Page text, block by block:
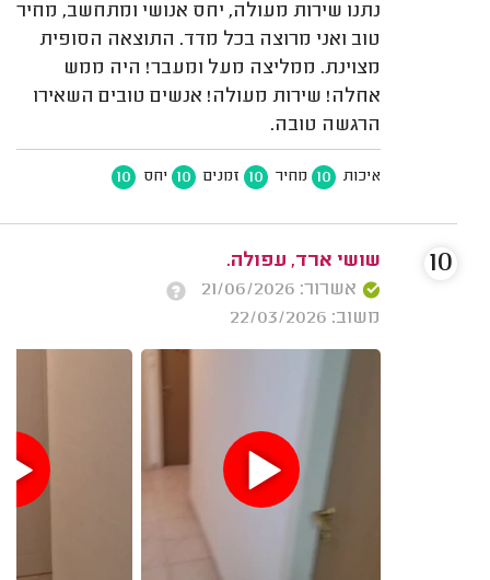
נתנו שירות מעולה, יחס אנושי ומתחשב, מחיר
טוב ואני מרוצה בכל מדד. התוצאה הסופית
מצוינת. ממליצה מעל ומעבר! היה ממש
אחלה! שירות מעולה! אנשים טובים השאירו
הרגשה טובה.
איכות 10 מחיר 10 זמנים 10 יחס 10
שושי ארד, עפולה.
אשרור: 21/06/2026
משוב: 22/03/2026
10